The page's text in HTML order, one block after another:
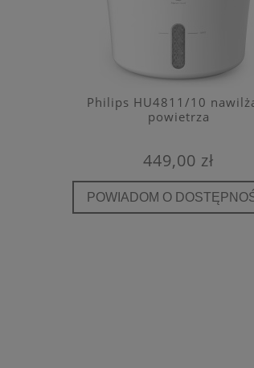
Philips HU4811/10
powietrza
449,00 zł
POWIADOM O